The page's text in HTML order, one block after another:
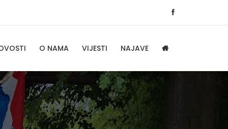
O NAMA VIJESTI NAJAVE